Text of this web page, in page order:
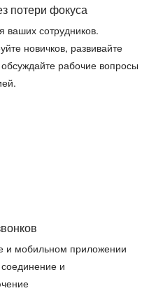
потери фокуса
ваших сотрудников.
новичков, развивайте
рабочие вопросы
и мобильном приложении
и